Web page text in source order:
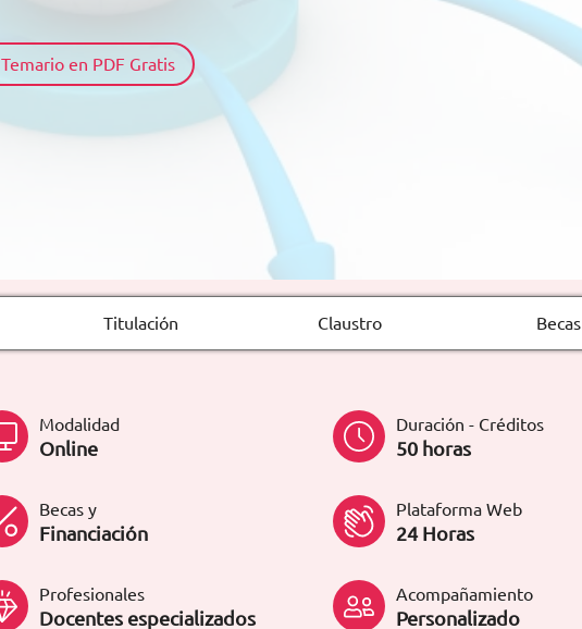
Temario en PDF Gratis
Titulación Claustro Becas
Modalidad
Online
Duración - Créditos
50 horas
Becas y
Financiación
Plataforma Web
24 Horas
Profesionales
Docentes especializados
Acompañamiento
Personalizado